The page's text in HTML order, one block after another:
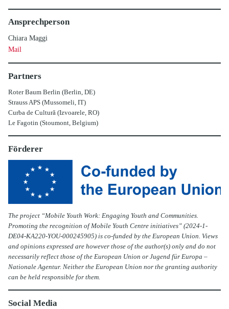
Ansprechperson
Chiara Maggi
Mail
Partners
Roter Baum Berlin (Berlin, DE)
Strauss APS (Mussomeli, IT)
Curba de Cultură (Izvoarele, RO)
Le Fagotin (Stoumont, Belgium)
Förderer
The project “Mobile Youth Work: Engaging Youth and Communities.
Promoting the recognition of Mobile Youth Centre initiatives” (2024-1-
DE04-KA220-YOU-000245905) is co-funded by the European Union. Views
and opinions expressed are however those of the author(s) only and do not
necessarily reflect those of the European Union or Jugend für Europa –
Nationale Agentur. Neither the European Union nor the granting authority
can be held responsible for them.
Social Media